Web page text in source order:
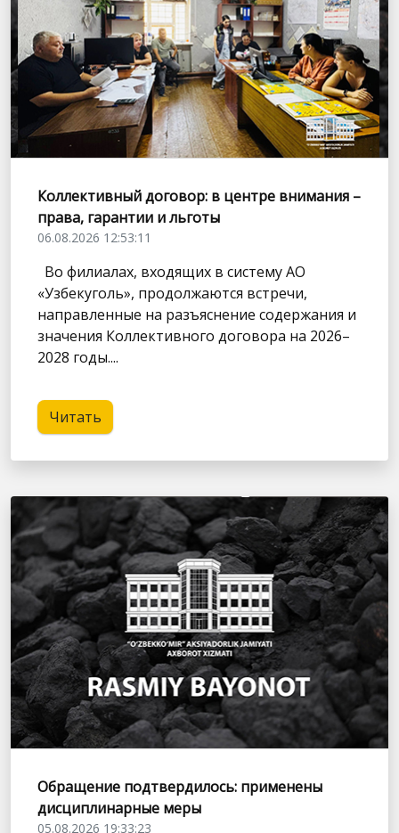
Коллективный договор: в центре внимания –
права, гарантии и льготы
06.08.2026 12:53:11
Во филиалах, входящих в систему АО
«Узбекуголь», продолжаются встречи,
направленные на разъяснение содержания и
значения Коллективного договора на 2026–
2028 годы....
Читать
Обращение подтвердилось: применены
дисциплинарные меры
05.08.2026 19:33:23